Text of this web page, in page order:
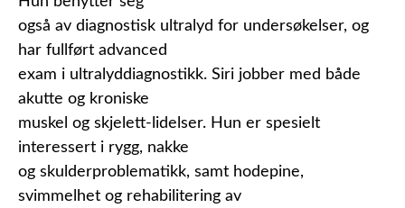
også av diagnostisk ultralyd for undersøkelser, og
har fullført advanced
exam i ultralyddiagnostikk. Siri jobber med både
akutte og kroniske
muskel og skjelett-lidelser. Hun er spesielt
interessert i rygg, nakke
og skulderproblematikk, samt hodepine,
svimmelhet og rehabilitering av